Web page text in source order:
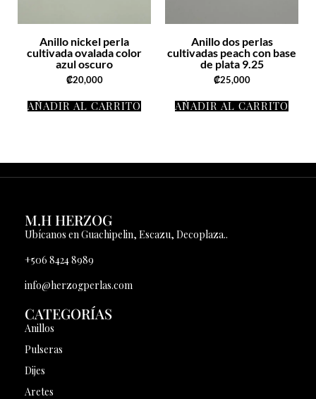
Anillo nickel perla
cultivada ovalada color
azul oscuro
₡20,000
AÑADIR AL CARRITO
Anillo dos perlas
cultivadas peach con base
de plata 9.25
₡25,000
AÑADIR AL CARRITO
M.H HERZOG
Ubícanos en Guachipelin, Escazu, Decoplaza..
+506 8424 8989
info@herzogperlas.com
CATEGORÍAS
Anillos
Pulseras
Dijes
Aretes